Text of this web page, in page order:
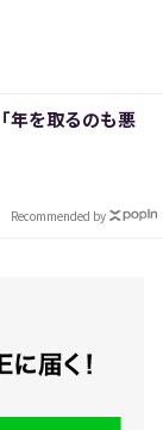
年を取るのも悪
Recommended by